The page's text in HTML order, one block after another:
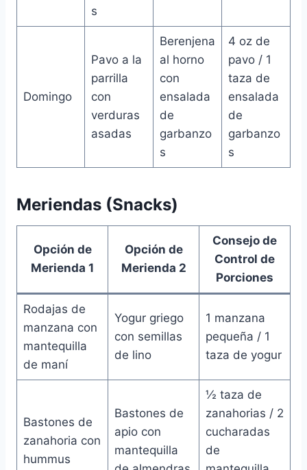
s
Domingo
Pavo a la
parrilla
con
verduras
asadas
Berenjena
al horno
con
ensalada
de
garbanzo
s
4 oz de
pavo / 1
taza de
ensalada
de
garbanzo
s
Meriendas (Snacks)
Opción de
Merienda 1
Opción de
Merienda 2
Consejo de
Control de
Porciones
Rodajas de
manzana con
mantequilla
de maní
Yogur griego
con semillas
de lino
1 manzana
pequeña / 1
taza de yogur
Bastones de
zanahoria con
hummus
Bastones de
apio con
mantequilla
½ taza de
zanahorias / 2
cucharadas
de